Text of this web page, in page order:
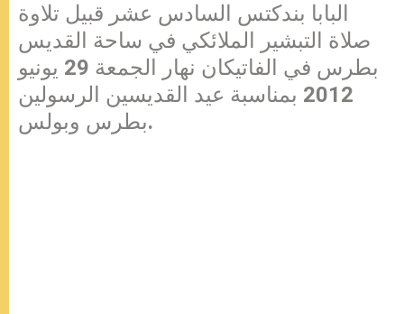
البابا بندكتس السادس عشر قبيل تلاوة
صلاة التبشير الملائكي في ساحة القديس
بطرس في الفاتيكان نهار الجمعة 29 يونيو
2012 بمناسبة عيد القديسين الرسولين
بطرس وبولس.